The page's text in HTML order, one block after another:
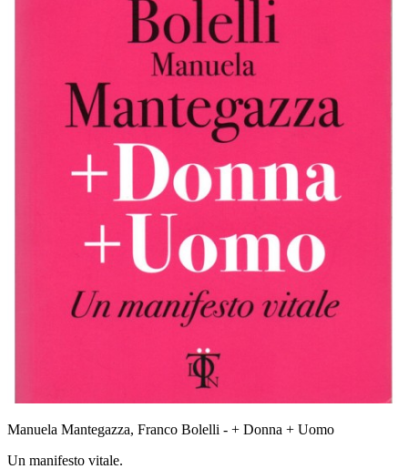
Manuela Mantegazza, Franco Bolelli - + Donna + Uomo
Un manifesto vitale.